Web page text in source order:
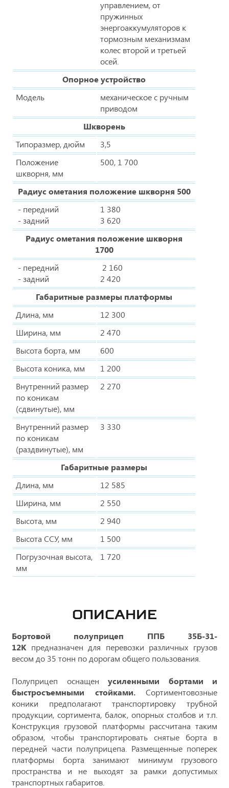
управлением, от
пружинных
энергоаккумуляторов к
тормозным механизмам
колес второй и третьей
осей.
Опорное устройство
Модель
механическое с ручным
приводом
Шкворень
Типоразмер, дюйм
3,5
Положение
шкворня, мм
500, 1 700
Радиус ометания положение шкворня 500
- передний
- задний
1 380
3 620
Радиус ометания положение шкворня
1700
- передний
- задний
2 160
2 420
Габаритные размеры платформы
Длина, мм
12 300
Ширина, мм
2 470
Высота борта, мм
600
Высота коника, мм
1 200
Внутренний размер
по коникам
(сдвинутые), мм
2 270
Внутренний размер
по коникам
(раздвинутые), мм
3 330
Габаритные размеры
Длина, мм
12 585
Ширина, мм
2 550
Высота, мм
2 940
Высота ССУ, мм
1 500
Погрузочная высота,
мм
1 720
ОПИСАНИЕ
Бортовой полуприцеп ППБ 35Б-31-
12К предназначен для перевозки различных грузов
весом до 35 тонн по дорогам общего пользования.
Полуприцеп оснащен усиленными бортами и
быстросъемными стойками. Сортиментовозные
коники предполагают транспортировку трубной
продукции, сортимента, балок, опорных столбов и т.п.
Конструкция грузовой платформы рассчитана таким
образом, чтобы транспортировать снятые борта в
передней части полуприцепа. Размещенные поперек
платформы борта занимают минимум грузового
пространства и не выходят за рамки допустимых
транспортных габаритов.